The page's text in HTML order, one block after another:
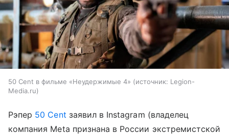
50 Cent в фильме «Неудержимые 4» источник: Legion-
Media.ru
Рэпер 50 Cent заявил в Instagram (владелец
компания Meta признана в России экстремистской